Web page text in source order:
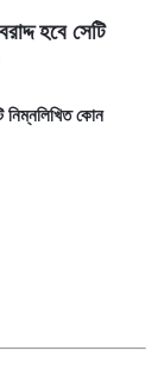
হবে সেটি
নিম্নলিখিত কোন